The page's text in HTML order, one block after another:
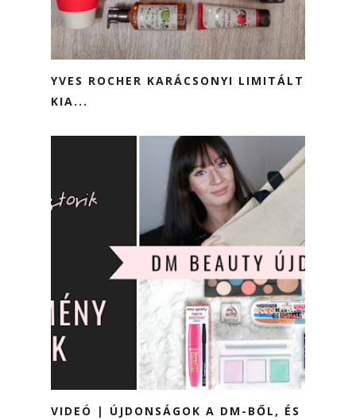
YVES ROCHER KARÁCSONYI LIMITÁLT
KIA...
VIDEÓ | ÚJDONSÁGOK A DM-BŐL, ÉS